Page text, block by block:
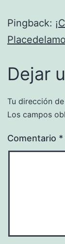
Pingback:
Dejar
Tu dirección
Los campos
Comentario *